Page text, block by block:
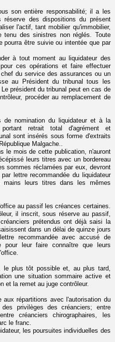
son entière responsabilité; il a les
des dispositions du présent
l'actif, tant mobilier qu'immobilier,
des sinistres non réglés. Toute
pourra être suivie ou intentée que par
à tout moment au liquidateur des
ces opérations et faire effectuer
du service des assurances ou un
au Président du tribunal tous les
président du tribunal peut en cas de
procéder au remplacement de
nomination du liquidateur et à la
retrait total d'agrément et
sont insérés sous forme d'extraits
Malgache..
le mois de cette publication, n'auront
leurs titres avec un bordereau
sommes réclamées par eux, devront
lettre recommandée du liquidateur
leurs titres dans les mêmes
au passif les créances certaines.
il inscrit, sous réserve au passif,
prétendus ont déjà saisi la
dans un délai de quinze jours
recommandée avec accusé de
pour leur faire connaître que leurs
le plus tôt possible et, au plus tard,
une situation sommaire active et
et la remet au juge contrôleur.
aux répartitions avec l'autorisation du
privilèges des créanciers; entre
créanciers chirographaires, les
le franc.
les poursuites individuelles des